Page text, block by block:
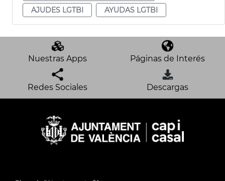
AJUDES LGTBI
AYUDAS LGTBI
Nuestras Apps Páginas de Interés
Redes Sociales Descargas